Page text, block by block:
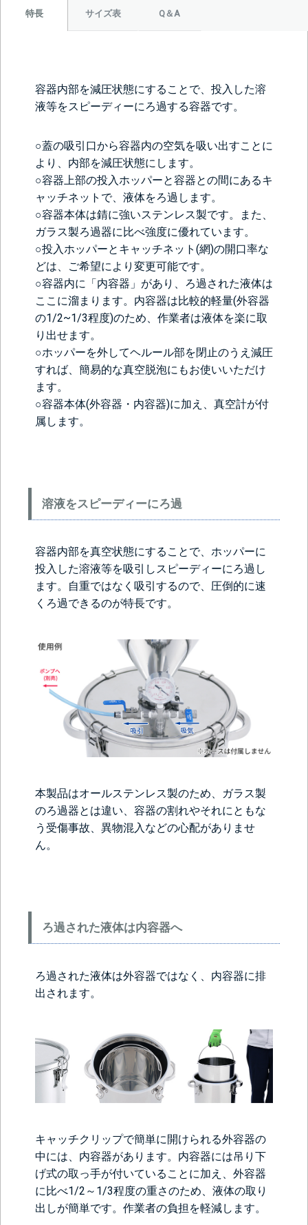
特長 サイズ表 Q＆A
容器内部を減圧状態にすることで、投入した溶
液等をスピーディーにろ過する容器です。
○蓋の吸引口から容器内の空気を吸い出すことに
より、内部を減圧状態にします。
○容器上部の投入ホッパーと容器との間にあるキ
ャッチネットで、液体をろ過します。
○容器本体は錆に強いステンレス製です。また、
ガラス製ろ過器に比べ強度に優れています。
○投入ホッパーとキャッチネット(網)の開口率な
どは、ご希望により変更可能です。
○容器内に「内容器」があり、ろ過された液体は
ここに溜まります。内容器は比較的軽量(外容器
の1/2~1/3程度)のため、作業者は液体を楽に取
り出せます。
○ホッパーを外してヘルール部を閉止のうえ減圧
すれば、簡易的な真空脱泡にもお使いいただけ
ます。
○容器本体(外容器・内容器)に加え、真空計が付
属します。
溶液をスピーディーにろ過
容器内部を真空状態にすることで、ホッパーに
投入した溶液等を吸引しスピーディーにろ過し
ます。自重ではなく吸引するので、圧倒的に速
くろ過できるのが特長です。
本製品はオールステンレス製のため、ガラス製
のろ過器とは違い、容器の割れやそれにともな
う受傷事故、異物混入などの心配がありませ
ん。
ろ過された液体は内容器へ
ろ過された液体は外容器ではなく、内容器に排
出されます。
キャッチクリップで簡単に開けられる外容器の
中には、内容器があります。内容器には吊り下
げ式の取っ手が付いていることに加え、外容器
に比べ1/2～1/3程度の重さのため、液体の取り
出しが簡単です。作業者の負担を軽減します。